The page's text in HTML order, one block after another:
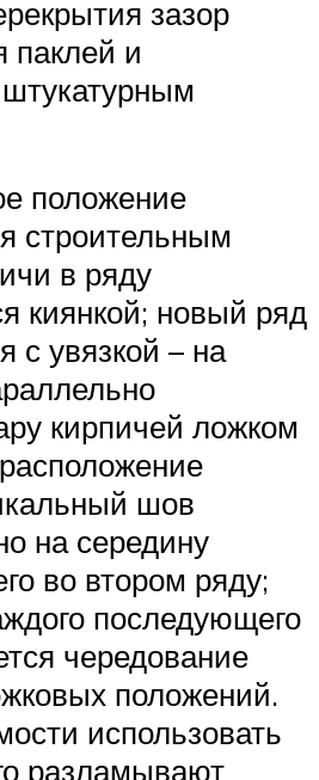
зазор
паклей и
положение
строительным
в ряду
киянкой; новый ряд
с увязкой – на
кирпичей ложком
шов
на середину
во втором ряду;
последующего
чередование
положений.
использовать
разламывают